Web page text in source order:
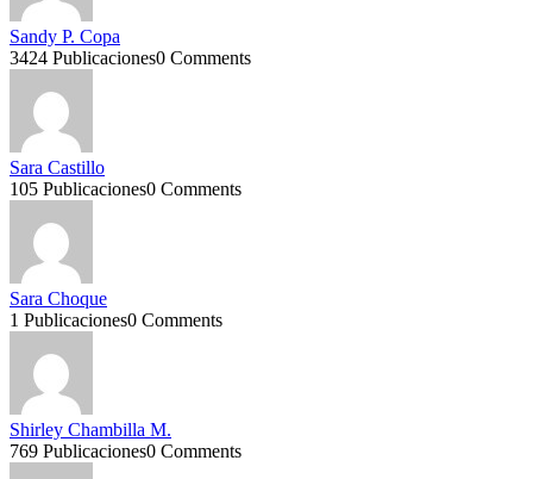
Sandy P. Copa
3424 Publicaciones0 Comments
Sara Castillo
105 Publicaciones0 Comments
Sara Choque
1 Publicaciones0 Comments
Shirley Chambilla M.
769 Publicaciones0 Comments